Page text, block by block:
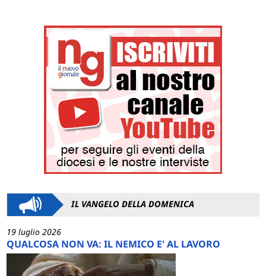
IL VANGELO DELLA DOMENICA
19 luglio 2026
QUALCOSA NON VA: IL NEMICO E' AL LAVORO